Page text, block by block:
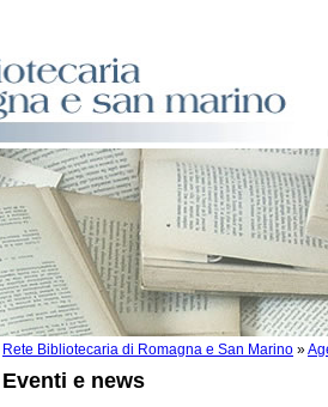
Rete Bibliotecaria di Romagna e San Marino »
Eventi e news